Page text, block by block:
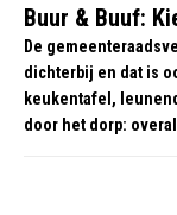
Buur & Buuf:
De
dichterbij en dat is
keukentafel,
door het dorp: